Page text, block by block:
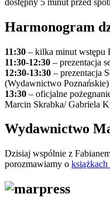
Harmonogram
11:30 – kilka minut wstępu
11:30-12:30 – prezentacja
12:30-13:30 – prezentacja
(Wydawnictwo
13:30 – oficjalne
Marcin Skrabka/ Gabriela
Wydawnictwo
Dzisiaj wspólnie z
porozmawiamy o książkach